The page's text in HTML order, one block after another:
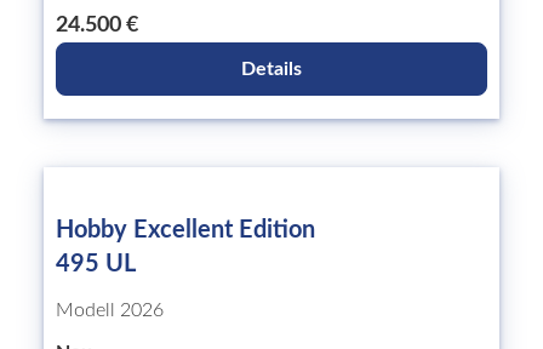
24.500 €
Details
Hobby Excellent Edition
495 UL
Modell 2026